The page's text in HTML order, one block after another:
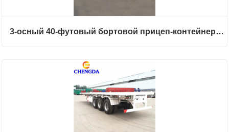
3-осный 40-футовый бортовой прицеп-контейнеровоз